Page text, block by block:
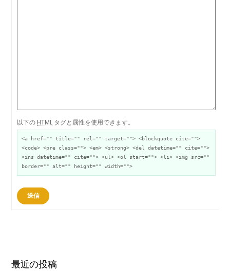
以下の HTML タグと属性を使用できます。
<a href="" title="" rel="" target=""> <blockquote cite="">
<code> <pre class=""> <em> <strong> <del datetime="" cite="">
<ins datetime="" cite=""> <ul> <ol start=""> <li> <img src=""
border="" alt="" height="" width="">
送信
最近の投稿